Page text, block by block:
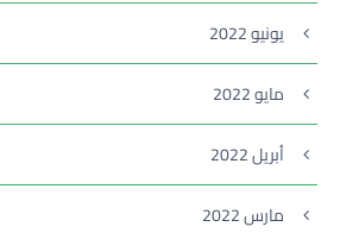
يونيو 2022
مايو 2022
أبريل 2022
مارس 2022